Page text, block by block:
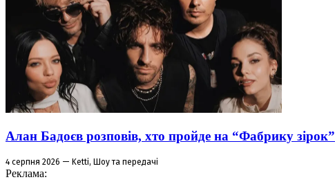
Алан Бадоєв розповів, хто пройде на “Фабрику зірок”
4 серпня 2026 — Ketti, Шоу та передачі
Реклама: